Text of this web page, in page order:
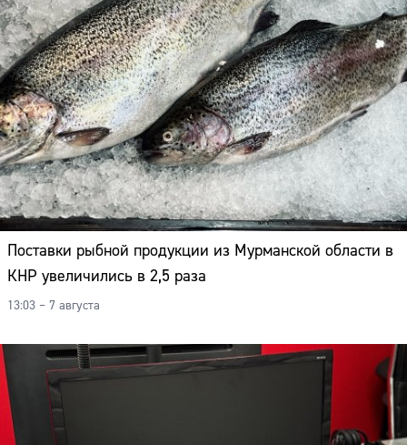
Поставки рыбной продукции из Мурманской области в
КНР увеличились в 2,5 раза
13:03 – 7 августа